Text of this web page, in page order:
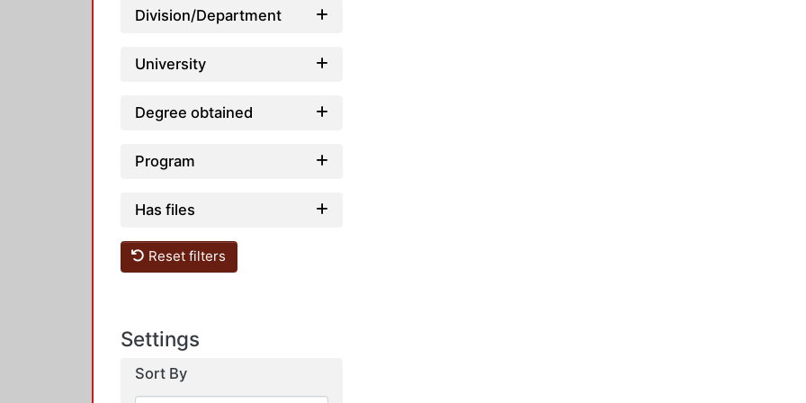
Division/Department
University
Degree obtained
Program
Has files
Reset filters
Settings
Sort By